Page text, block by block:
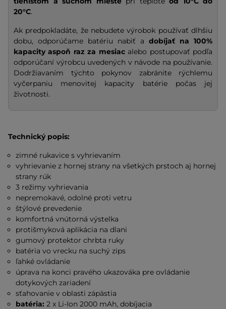
20°C.
Ak predpokladáte, že nebudete výrobok používať dlhšiu
dobu, odporúčame batériu nabiť a dobíjať na 100%
kapacity aspoň raz za mesiacalebo postupovať podľa
odporúčaní výrobcu uvedených v návode na používanie.
Dodržiavaním týchto pokynov zabránite rýchlemu
vyčerpaniu menovitej kapacity batérie počas jej
životnosti.
Technický popis:
zimné rukavice s vyhrievaním
vyhrievanie z hornej strany na všetkých prstoch aj hornej
strany rúk
3 režimy vyhrievania
nepremokavé, odolné proti vetru
štýlové prevedenie
komfortná vnútorná výstelka
protišmyková aplikácia na dlani
gumový protektor chrbta ruky
batéria vo vrecku na suchý zips
ľahké ovládanie
úprava na konci pravého ukazováka pre ovládanie
dotykových zariadení
sťahovanie v oblasti zápästia
batéria: 2 x Li-Ion 2000 mAh, dobíjacia